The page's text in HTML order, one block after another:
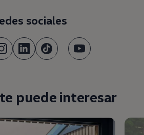
sociales
puede interesar